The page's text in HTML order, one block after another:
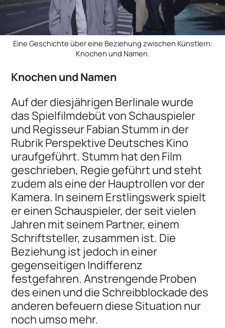
Eine Geschichte über eine Beziehung zwischen Künstlern:
Knochen und Namen.
Knochen und Namen
Auf der diesjährigen Berlinale wurde
das Spielfilmdebüt von Schauspieler
und Regisseur Fabian Stumm in der
Rubrik Perspektive Deutsches Kino
uraufgeführt. Stumm hat den Film
geschrieben, Regie geführt und steht
zudem als eine der Hauptrollen vor der
Kamera. In seinem Erstlingswerk spielt
er einen Schauspieler, der seit vielen
Jahren mit seinem Partner, einem
Schriftsteller, zusammen ist. Die
Beziehung ist jedoch in einer
gegenseitigen Indifferenz
festgefahren. Anstrengende Proben
des einen und die Schreibblockade des
anderen befeuern diese Situation nur
noch umso mehr.